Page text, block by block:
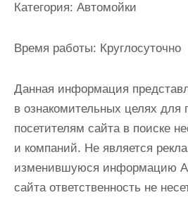
Категория: Автомойки
Время работы: Круглосуточно
Данная информация
в ознакомительных целях для
посетителям сайта в поиске
и компаний. Не является
изменившуюся информацию
сайта ответственность не